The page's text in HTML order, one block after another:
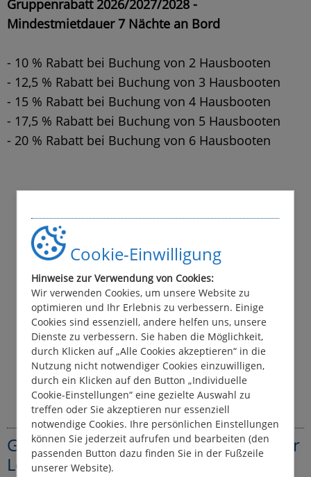
Cookie-Einwilligung
Hinweise zur Verwendung von Cookies:
Wir verwenden Cookies, um unsere Website zu
optimieren und Ihr Erlebnis zu verbessern. Einige
Cookies sind essenziell, andere helfen uns, unsere
Dienste zu verbessern. Sie haben die Möglichkeit,
durch Klicken auf „Alle Cookies akzeptieren“ in die
Nutzung nicht notwendiger Cookies einzuwilligen,
durch ein Klicken auf den Button „Individuelle
Cookie-Einstellungen“ eine gezielte Auswahl zu
treffen oder Sie akzeptieren nur essenziell
notwendige Cookies. Ihre persönlichen Einstellungen
können Sie jederzeit aufrufen und bearbeiten (den
passenden Button dazu finden Sie in der Fußzeile
unserer Website).
Gruppenrabatt 2026/2027/2028 -
Mindestmietdauer 7 Nächte an Bord
- 10 % Rabatt bei Buchung von 2 Hausbooten
- 12,5 % Rabatt bei Buchung von 3 Hausbooten
- 15 % Rabatt bei Buchung von 4 Hausbooten
- 17,5 % Rabatt bei Buchung von 5 Hausbooten
- 20 % Rabatt bei Buchung von 6 Hausbooten
Ganzjährige Angebote beim Vermieter
Le Boat